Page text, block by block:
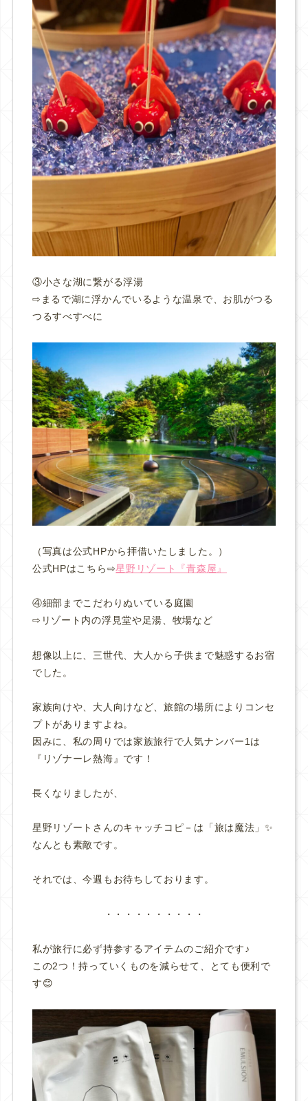
③小さな湖に繋がる浮湯
⇨まるで湖に浮かんでいるような温泉で、お肌がつる
つるすべすべに
（写真は公式HPから拝借いたしました。）
公式HPはこちら⇨星野リゾート『青森屋』
④細部までこだわりぬいている庭園
⇨リゾート内の浮見堂や足湯、牧場など
想像以上に、三世代、大人から子供まで魅惑するお宿
でした。
家族向けや、大人向けなど、旅館の場所によりコンセ
プトがありますよね。
因みに、私の周りでは家族旅行で人気ナンバー1は
『リゾナーレ熱海』です！
長くなりましたが、
星野リゾートさんのキャッチコピ－は「旅は魔法」✨
なんとも素敵です。
それでは、今週もお待ちしております。
・・・・・・・・・・
私が旅行に必ず持参するアイテムのご紹介です♪
この2つ！持っていくものを減らせて、とても便利で
す😊